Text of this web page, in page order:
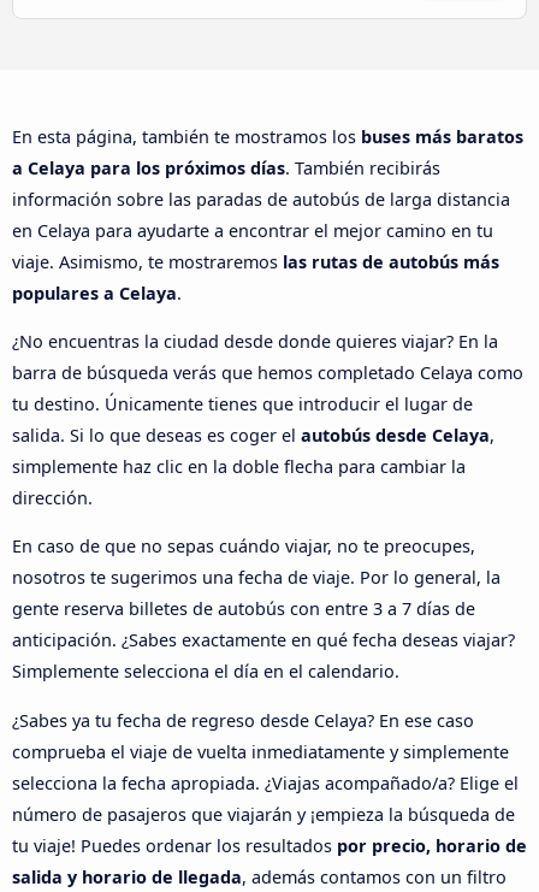
En esta página, también te mostramos los buses más baratos
a Celaya para los próximos días. También recibirás
información sobre las paradas de autobús de larga distancia
en Celaya para ayudarte a encontrar el mejor camino en tu
viaje. Asimismo, te mostraremos las rutas de autobús más
populares a Celaya.
¿No encuentras la ciudad desde donde quieres viajar? En la
barra de búsqueda verás que hemos completado Celaya como
tu destino. Únicamente tienes que introducir el lugar de
salida. Si lo que deseas es coger el autobús desde Celaya,
simplemente haz clic en la doble flecha para cambiar la
dirección.
En caso de que no sepas cuándo viajar, no te preocupes,
nosotros te sugerimos una fecha de viaje. Por lo general, la
gente reserva billetes de autobús con entre 3 a 7 días de
anticipación. ¿Sabes exactamente en qué fecha deseas viajar?
Simplemente selecciona el día en el calendario.
¿Sabes ya tu fecha de regreso desde Celaya? En ese caso
comprueba el viaje de vuelta inmediatamente y simplemente
selecciona la fecha apropiada. ¿Viajas acompañado/a? Elige el
número de pasajeros que viajarán y ¡empieza la búsqueda de
tu viaje! Puedes ordenar los resultados por precio, horario de
salida y horario de llegada, además contamos con un filtro